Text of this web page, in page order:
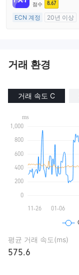
점수 8.67
ECN 계정
20년 이상
거래 환경
거래 속도 C
평균 거래 속도(ms)
575.6